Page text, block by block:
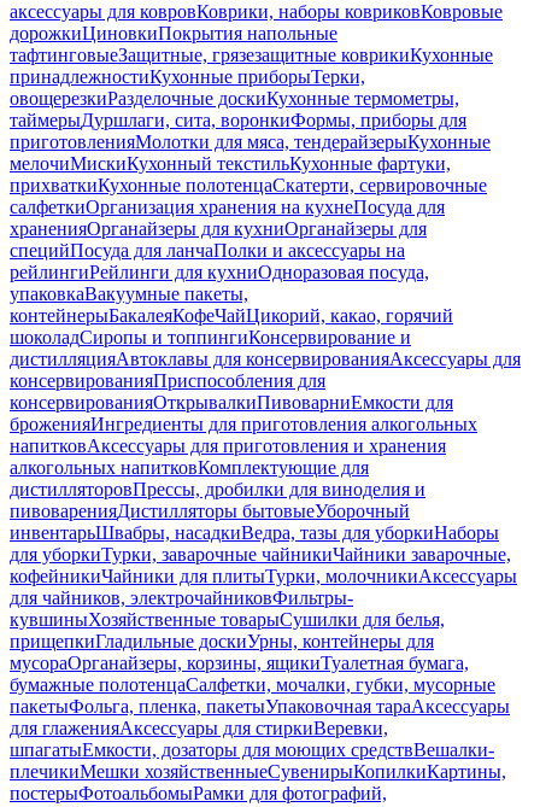
аксессуары для ковровКоврики, наборы ковриковКовровые
дорожкиЦиновкиПокрытия напольные
тафтинговыеЗащитные, грязезащитные коврикиКухонные
принадлежностиКухонные приборыТерки,
овощерезкиРазделочные доскиКухонные термометры,
таймерыДуршлаги, сита, воронкиФормы, приборы для
приготовленияМолотки для мяса, тендерайзерыКухонные
мелочиМискиКухонный текстильКухонные фартуки,
прихваткиКухонные полотенцаСкатерти, сервировочные
салфеткиОрганизация хранения на кухнеПосуда для
храненияОрганайзеры для кухниОрганайзеры для
специйПосуда для ланчаПолки и аксессуары на
рейлингиРейлинги для кухниОдноразовая посуда,
упаковкаВакуумные пакеты,
контейнерыБакалеяКофеЧайЦикорий, какао, горячий
шоколадСиропы и топпингиКонсервирование и
дистилляцияАвтоклавы для консервированияАксессуары для
консервированияПриспособления для
консервированияОткрывалкиПивоварниЕмкости для
броженияИнгредиенты для приготовления алкогольных
напитковАксессуары для приготовления и хранения
алкогольных напитковКомплектующие для
дистилляторовПрессы, дробилки для виноделия и
пивоваренияДистилляторы бытовыеУборочный
инвентарьШвабры, насадкиВедра, тазы для уборкиНаборы
для уборкиТурки, заварочные чайникиЧайники заварочные,
кофейникиЧайники для плитыТурки, молочникиАксессуары
для чайников, электрочайниковФильтры-
кувшиныХозяйственные товарыСушилки для белья,
прищепкиГладильные доскиУрны, контейнеры для
мусораОрганайзеры, корзины, ящикиТуалетная бумага,
бумажные полотенцаСалфетки, мочалки, губки, мусорные
пакетыФольга, пленка, пакетыУпаковочная тараАксессуары
для глаженияАксессуары для стиркиВеревки,
шпагатыЕмкости, дозаторы для моющих средствВешалки-
плечикиМешки хозяйственныеСувенирыКопилкиКартины,
постерыФотоальбомыРамки для фотографий,